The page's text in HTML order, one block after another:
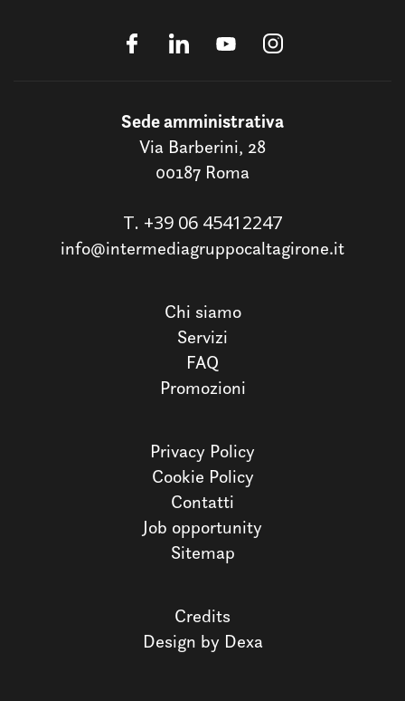
Sede amministrativa
Via Barberini, 28
00187 Roma
T. +39 06 45412247
info@intermediagruppocaltagirone.it
Chi siamo
Servizi
FAQ
Promozioni
Privacy Policy
Cookie Policy
Contatti
Job opportunity
Sitemap
Credits
Design by Dexa